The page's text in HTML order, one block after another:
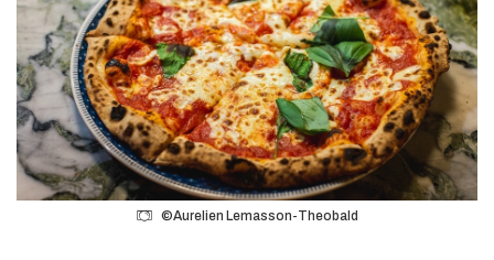
©Aurelien Lemasson-Theobald